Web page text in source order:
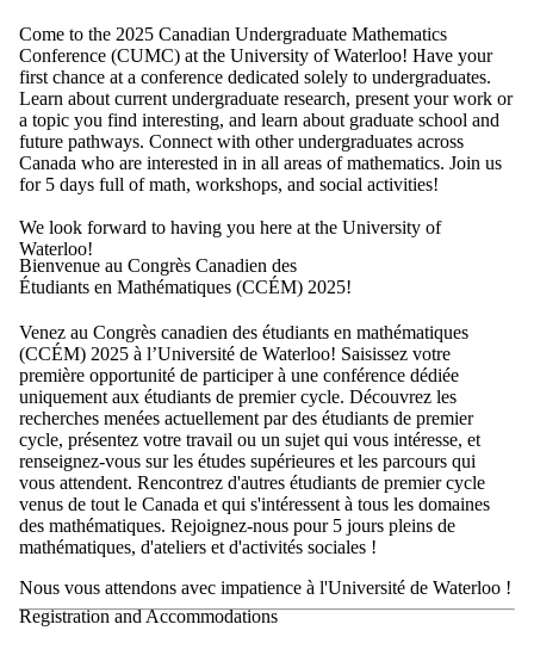
Come to the 2025 Canadian Undergraduate Mathematics
Conference (CUMC) at the University of Waterloo! Have your
first chance at a conference dedicated solely to undergraduates.
Learn about current undergraduate research, present your work or
a topic you find interesting, and learn about graduate school and
future pathways. Connect with other undergraduates across
Canada who are interested in in all areas of mathematics. Join us
for 5 days full of math, workshops, and social activities!
We look forward to having you here at the University of
Waterloo!
Bienvenue au Congrès Canadien des
Étudiants en Mathématiques (CCÉM) 2025!
Venez au Congrès canadien des étudiants en mathématiques
(CCÉM) 2025 à l’Université de Waterloo! Saisissez votre
première opportunité de participer à une conférence dédiée
uniquement aux étudiants de premier cycle. Découvrez les
recherches menées actuellement par des étudiants de premier
cycle, présentez votre travail ou un sujet qui vous intéresse, et
renseignez-vous sur les études supérieures et les parcours qui
vous attendent. Rencontrez d'autres étudiants de premier cycle
venus de tout le Canada et qui s'intéressent à tous les domaines
des mathématiques. Rejoignez-nous pour 5 jours pleins de
mathématiques, d'ateliers et d'activités sociales !
Nous vous attendons avec impatience à l'Université de Waterloo !
Registration and Accommodations